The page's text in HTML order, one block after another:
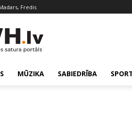
Fredis
MŪZIKA SABIEDRĪBA